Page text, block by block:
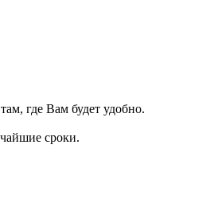
где Вам будет удобно.
сроки.